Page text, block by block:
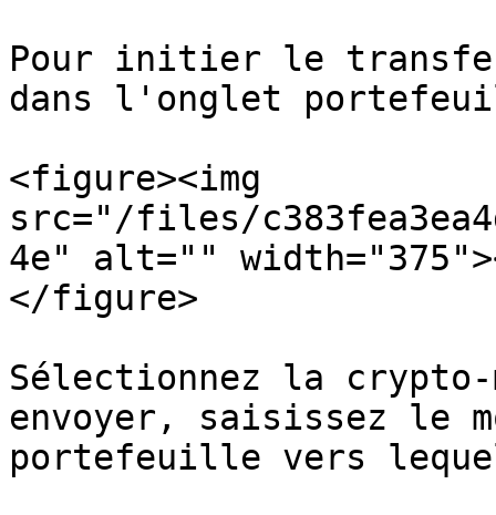
Pour initier le
dans l'onglet
<figure><img
src="/files/
4e" alt=""
</figure>
Sélectionnez la crypto-
envoyer, saisissez le
portefeuille vers